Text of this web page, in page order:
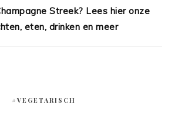
Streek? Lees hier onze
eten, drinken en meer
#VEGETARISCH